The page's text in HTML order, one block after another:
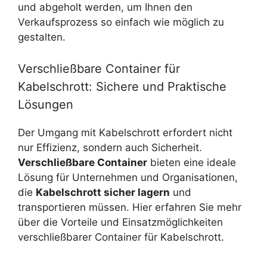
und abgeholt werden, um Ihnen den
Verkaufsprozess so einfach wie möglich zu
gestalten.
Verschließbare Container für
Kabelschrott: Sichere und Praktische
Lösungen
Der Umgang mit Kabelschrott erfordert nicht
nur Effizienz, sondern auch Sicherheit.
Verschließbare Container bieten eine ideale
Lösung für Unternehmen und Organisationen,
die Kabelschrott sicher lagern und
transportieren müssen. Hier erfahren Sie mehr
über die Vorteile und Einsatzmöglichkeiten
verschließbarer Container für Kabelschrott.